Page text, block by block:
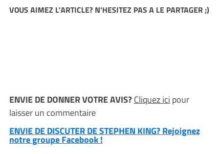
VOUS AIMEZ L'ARTICLE? N'HESITEZ PAS A LE PARTAGER ;)
ENVIE DE DONNER VOTRE AVIS?Cliquez ici pour
laisser un commentaire
ENVIE DE DISCUTER DE STEPHEN KING? Rejoignez
notre groupe Facebook !